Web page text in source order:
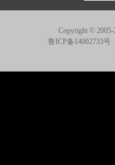
Copyright © 2005-
鲁ICP备14002733号